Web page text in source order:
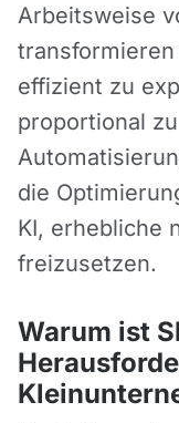
Arbeitsweise
effizient zu
proportional
die
KI, erhebliche
freizusetzen.
Warum ist